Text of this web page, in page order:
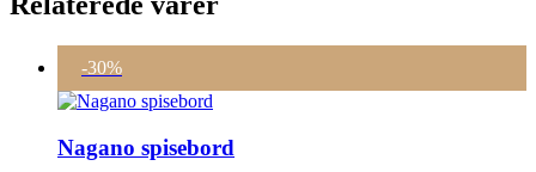
-30%
Nagano spisebord